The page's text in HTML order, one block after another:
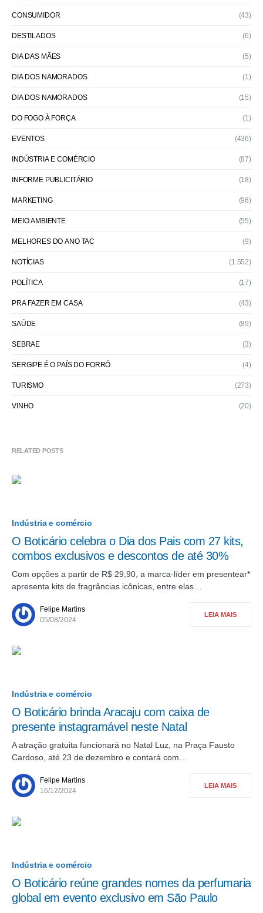
CONSUMIDOR (43)
DESTILADOS (6)
DIA DAS MÃES (5)
DIA DOS NAMORADOS (1)
DIA DOS NAMORADOS (15)
DO FOGO À FORÇA (1)
EVENTOS (436)
INDÚSTRIA E COMÉRCIO (87)
INFORME PUBLICITÁRIO (18)
MARKETING (96)
MEIO AMBIENTE (55)
MELHORES DO ANO TAC (9)
NOTÍCIAS (1.552)
POLÍTICA (17)
PRA FAZER EM CASA (43)
SAÚDE (89)
SEBRAE (3)
SERGIPE É O PAÍS DO FORRÓ (4)
TURISMO (273)
VINHO (20)
RELATED POSTS
Indústria e comércio
O Boticário celebra o Dia dos Pais com 27 kits,
combos exclusivos e descontos de até 30%
Com opções a partir de R$ 29,90, a marca-líder em presentear*
apresenta kits de fragrâncias icônicas, entre elas…
Felipe Martins
05/08/2024
LEIA MAIS
Indústria e comércio
O Boticário brinda Aracaju com caixa de
presente instagramável neste Natal
A atração gratuita funcionará no Natal Luz, na Praça Fausto
Cardoso, até 23 de dezembro e contará com…
Felipe Martins
16/12/2024
LEIA MAIS
Indústria e comércio
O Boticário reúne grandes nomes da perfumaria
global em evento exclusivo em São Paulo